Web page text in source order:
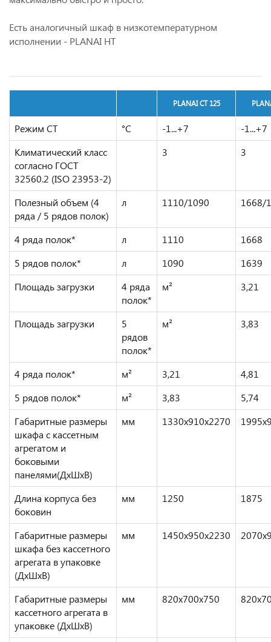
Есть аналогичный шкаф в низкотемпературном
исполнении - PLANAI НТ
PLANAI СТ 125
Режим CТ °C -1...+7
-1...+7
Климатический класс
согласно ГОСТ
32560.2 (ISO 23953-2)
3 3
Полезный объем (4
ряда / 5 рядов полок)
л 1110/1090 1668/
4 ряда полок* л 1110
1668
5 рядов полок*
л 1090
1639
Площадь загрузки
4 ряда
полок*
м² 3,21
Площадь загрузки
5
рядов
полок*
м² 3,83
4 ряда полок* м² 3,21
4,81
5 рядов полок*
м² 3,83
5,74
Габаритные размеры
шкафа с кассетным
агрегатом и
боковыми
панелями(ДхШхВ)
мм 1330х910х2270
Длина корпуса без
боковин
мм 1250 1875
Габаритные размеры
шкафа без кассетного
агрегата в упаковке
(ДхШхВ)
мм 1450х950х2230
Габаритные размеры
кассетного агрегата в
упаковке (ДхШхВ)
мм 820х700х750